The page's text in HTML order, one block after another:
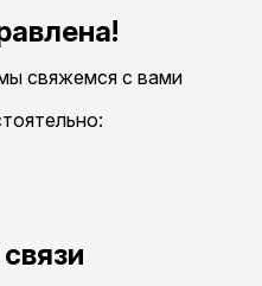
свяжемся с вами